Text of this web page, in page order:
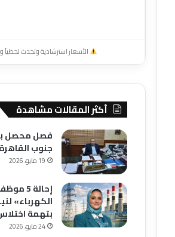
الأسعار استرشادية وتحدث لحظياً
أكثر المقالات مشاهدة
فصل محصل
جنوب
19 مايو، 2026
إحالة
الكهرباء»
بتهمة اختلاس 8.5 مليون
24 مايو، 2026